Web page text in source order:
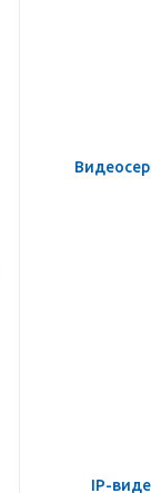
IP-